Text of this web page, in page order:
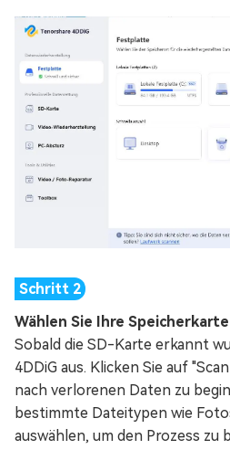
Wählen Sie Ihre
Sobald die SD-Karte erkannt
4DDiG aus. Klicken Sie auf
nach verlorenen Daten zu
bestimmte Dateitypen wie
auswählen, um den Prozess zu